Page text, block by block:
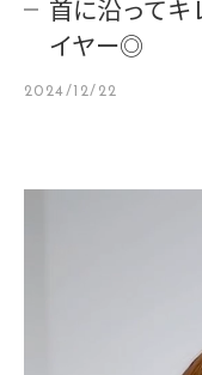
首に沿ってキ
イヤー◎
2024/12/22